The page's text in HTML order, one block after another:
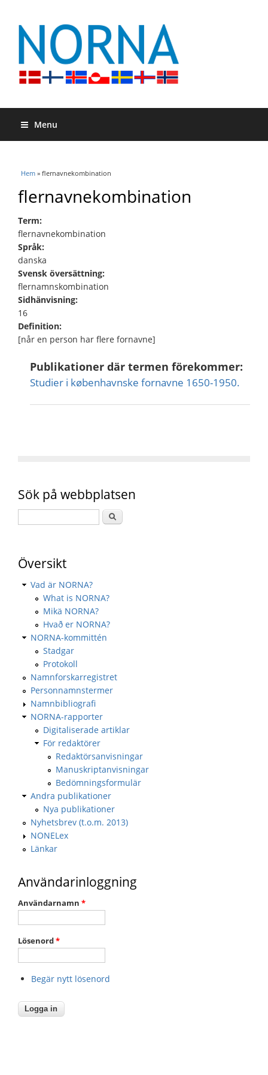
Menu
Du är här
Hem » flernavnekombination
flernavnekombination
Term:
flernavnekombination
Språk:
danska
Svensk översättning:
flernamnskombination
Sidhänvisning:
16
Definition:
[når en person har flere fornavne]
Publikationer där termen förekommer:
Studier i københavnske fornavne 1650-1950.
Sök på webbplatsen
Översikt
Vad är NORNA?
What is NORNA?
Mikä NORNA?
Hvað er NORNA?
NORNA-kommittén
Stadgar
Protokoll
Namnforskarregistret
Personnamnstermer
Namnbibliografi
NORNA-rapporter
Digitaliserade artiklar
För redaktörer
Redaktörsanvisningar
Manuskriptanvisningar
Bedömningsformulär
Andra publikationer
Nya publikationer
Nyhetsbrev (t.o.m. 2013)
NONELex
Länkar
Användarinloggning
Användarnamn *
Lösenord*
Begär nytt lösenord